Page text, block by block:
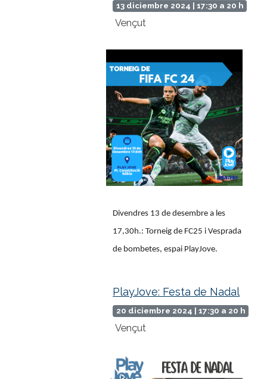
13 diciembre 2024 | 17:30 a 20 h
Vençut
Divendres 13 de desembre a les
17,30h.: Torneig de FC25 i Vesprada
de bombetes, espai PlayJove.
PlayJove: Festa de Nadal
20 diciembre 2024 | 17:30 a 20 h
Vençut